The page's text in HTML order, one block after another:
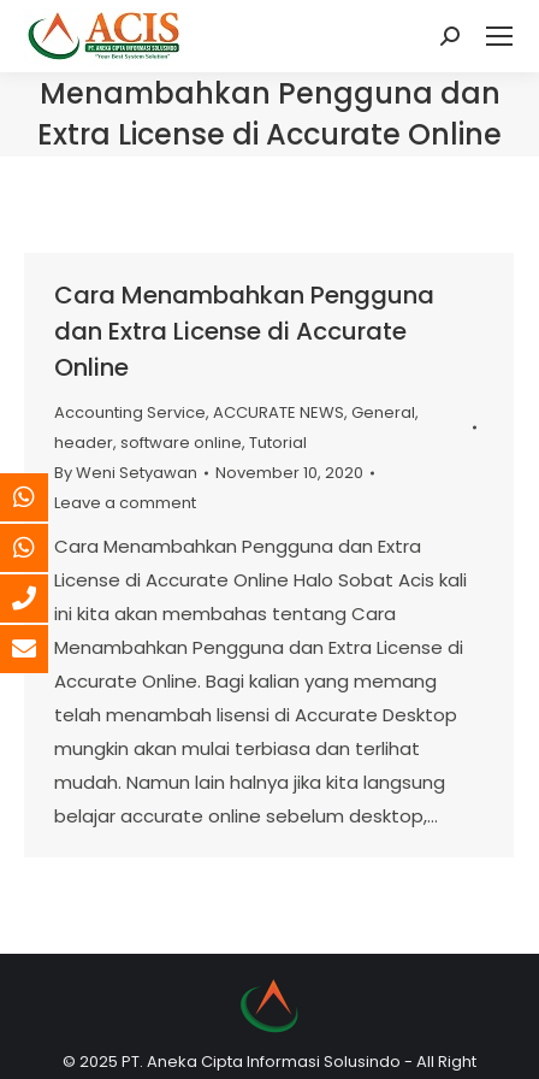
Search:
Menambahkan Pengguna dan
Extra License di Accurate Online
Cara Menambahkan Pengguna
dan Extra License di Accurate
Online
Accounting Service, ACCURATE NEWS, General,
header, software online, Tutorial
ByWeni Setyawan
November 10, 2020
Leave a comment
Cara Menambahkan Pengguna dan Extra
License di Accurate Online Halo Sobat Acis kali
ini kita akan membahas tentang Cara
Menambahkan Pengguna dan Extra License di
Accurate Online. Bagi kalian yang memang
telah menambah lisensi di Accurate Desktop
mungkin akan mulai terbiasa dan terlihat
mudah. Namun lain halnya jika kita langsung
belajar accurate online sebelum desktop,…
© 2025 PT. Aneka Cipta Informasi Solusindo - All Right